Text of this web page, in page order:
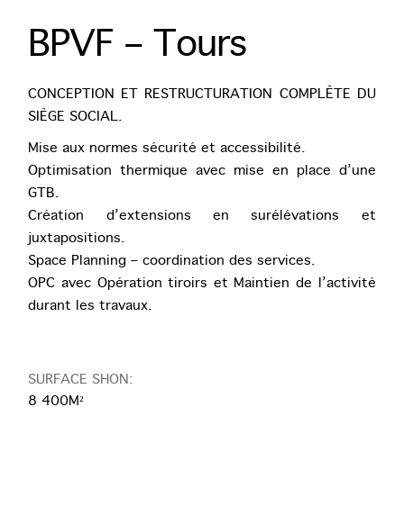
BPVF – Tours
CONCEPTION ET RESTRUCTURATION COMPLÈTE DU
SIÈGE SOCIAL.
Mise aux normes sécurité et accessibilité.
Optimisation thermique avec mise en place d’une
GTB.
Création d’extensions en surélévations et
juxtapositions.
Space Planning – coordination des services.
OPC avec Opération tiroirs et Maintien de l’activité
durant les travaux.
SURFACE SHON:
8 400M²